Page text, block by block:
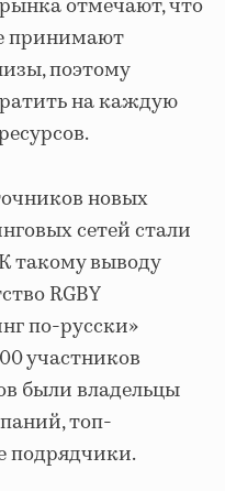
отмечают, что
принимают
поэтому
на каждую
новых
сетей стали
такому выводу
RGBY
по-русски»
участников
были владельцы
топ-
подрядчики.